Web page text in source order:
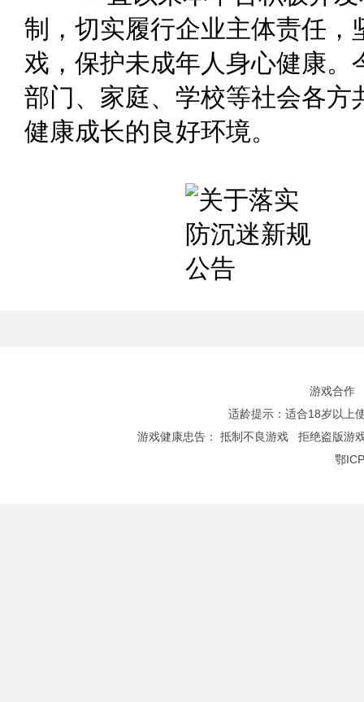
制，切实履行企业主体责任
戏，保护未成年人身心健康
部门、家庭、学校等社会各
健康成长的良好环境。
游戏合作
适龄提示：适合18岁以上
游戏健康忠告：
抵制不良游戏
拒绝盗版游
鄂